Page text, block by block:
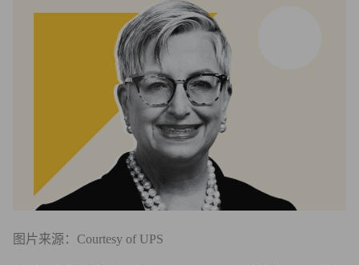
图片来源：Courtesy of UPS